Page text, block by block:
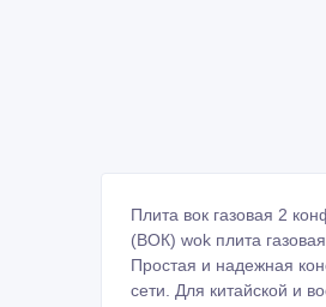
Плита вок газовая 2
(ВОК) wok плита
Простая и надежная
сети. Для китайской и